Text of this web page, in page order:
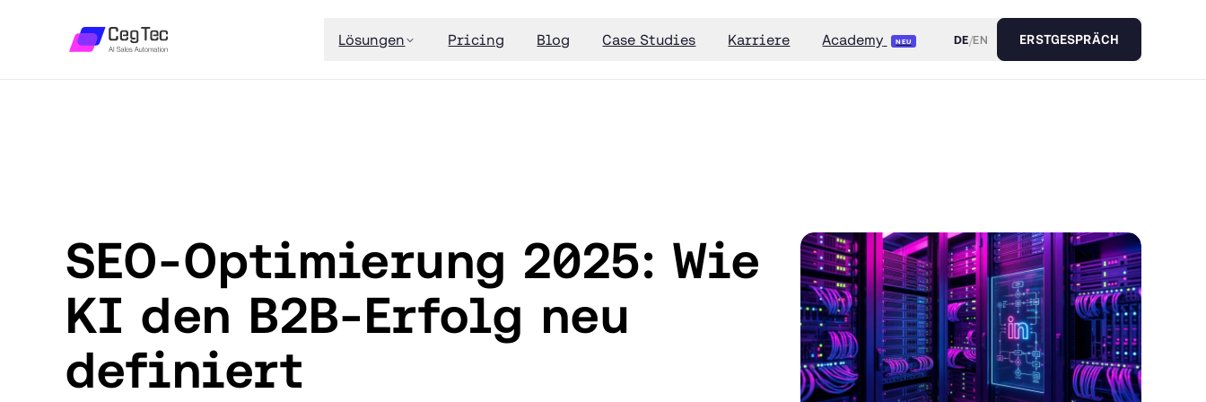
Lösungen Pricing Blog Case Studies Karriere Academy NEU DE/EN ERSTGESPRÄCH
SEO-Optimierung 2025: Wie
KI den B2B-Erfolg neu
definiert